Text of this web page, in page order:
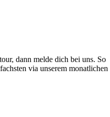
dann melde dich bei uns. So
via unserem monatlichen